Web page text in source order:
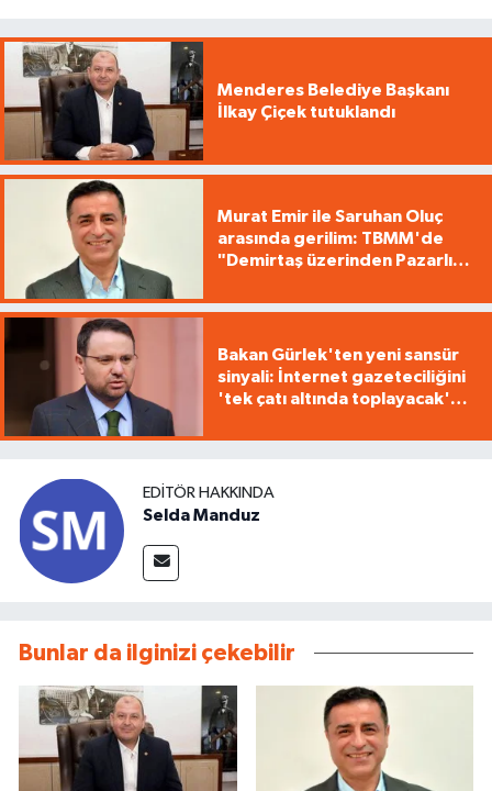
Menderes Belediye Başkanı
İlkay Çiçek tutuklandı
Murat Emir ile Saruhan Oluç
arasında gerilim: TBMM'de
"Demirtaş üzerinden Pazarlık
Bakan Gürlek'ten yeni sansür
sinyali: İnternet gazeteciliğini
'tek çatı altında toplayacak'
EDITÖR HAKKINDA
Selda Manduz
Bunlar da ilginizi çekebilir